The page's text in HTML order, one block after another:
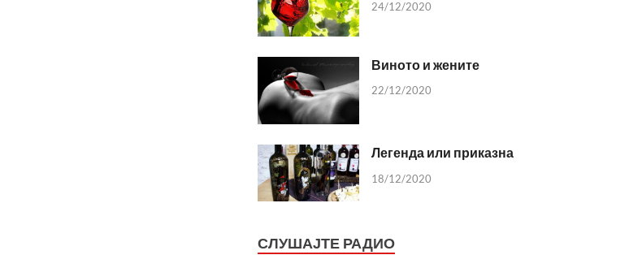
24/12/2020
Виното и жените
22/12/2020
Легенда или приказна
18/12/2020
СЛУШАЈТЕ РАДИО